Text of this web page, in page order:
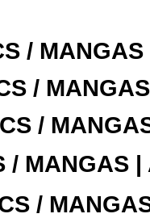
/
/
/
MANGAS |
/